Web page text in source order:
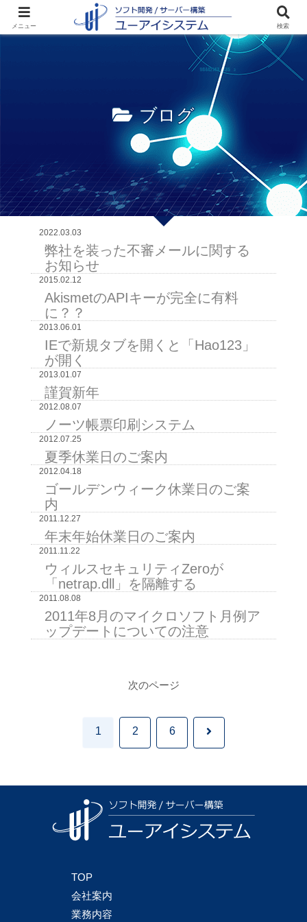
ブログ
ブログ
2022.03.03
弊社を装った不審メールに関する
お知らせ
2015.02.12
AkismetのAPIキーが完全に有料
に？？
2013.06.01
IEで新規タブを開くと「Hao123」
が開く
2013.01.07
謹賀新年
2012.08.07
ノーツ帳票印刷システム
2012.07.25
夏季休業日のご案内
2012.04.18
ゴールデンウィーク休業日のご案
内
2011.12.27
年末年始休業日のご案内
2011.11.22
ウィルスセキュリティZeroが
「netrap.dll」を隔離する
2011.08.08
2011年8月のマイクロソフト月例ア
ップデートについての注意
次のページ
1 2 6 次
TOP
会社案内
業務内容
メニュー 検索